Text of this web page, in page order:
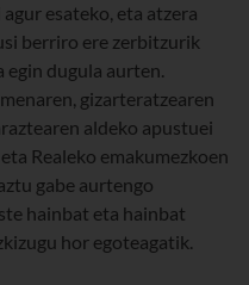
esateko, eta atzera
berriro ere zerbitzurik
egin dugula aurten.
gizarteratzearen
aldeko apustuei
Realeko emakumezkoen
gabe aurtengo
hainbat eta hainbat
hor egoteagatik.